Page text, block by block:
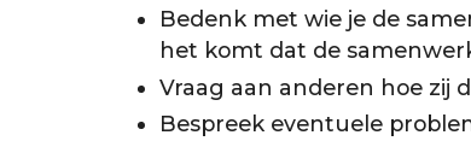
Bedenk met wie je de
het komt dat de
Vraag aan anderen hoe zij
Bespreek eventuele